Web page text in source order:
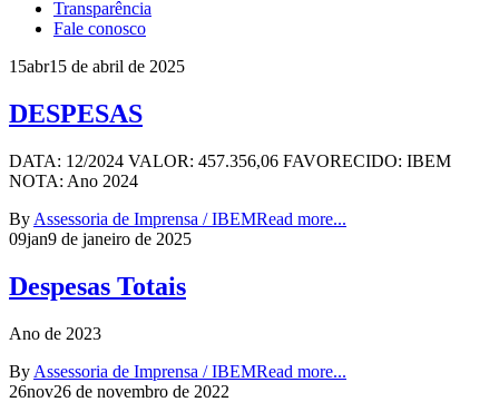
Transparência
Fale conosco
15abr15 de abril de 2025
DESPESAS
DATA: 12/2024 VALOR: 457.356,06 FAVORECIDO: IBEM
NOTA: Ano 2024
By Assessoria de Imprensa / IBEMRead more...
09jan9 de janeiro de 2025
Despesas Totais
Ano de 2023
By Assessoria de Imprensa / IBEMRead more...
26nov26 de novembro de 2022